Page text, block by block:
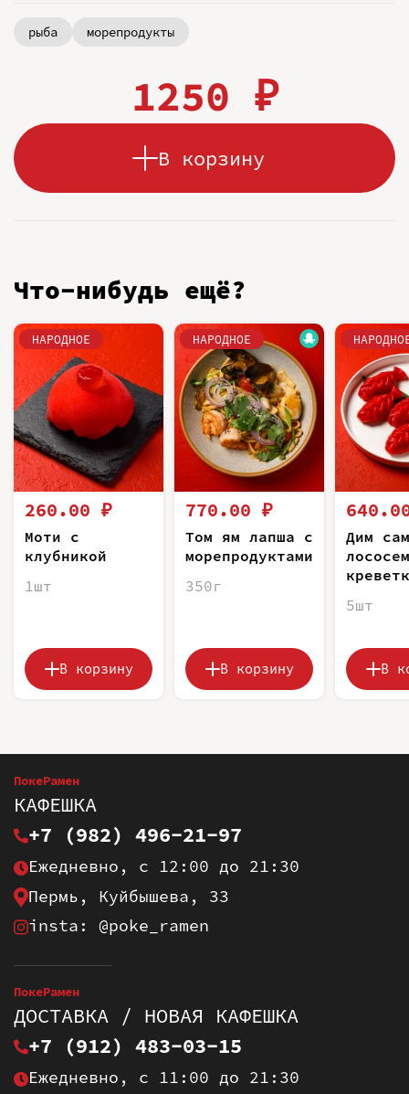
рыба морепродукты
1250 ₽
В корзину
Что-нибудь ещё?
НАРОДНОЕ
260.00 ₽
Моти с
клубникой
1шт
В корзину
НАРОДНОЕ
770.00 ₽
Том ям лапша с
морепродуктами
350г
В корзину
Дим
5шт
В
ПокеРамен
КАФЕШКА
+7 (982) 496-21-97
Ежедневно, с 12:00 до 21:30
Пермь, Куйбышева, 33
insta: @poke_ramen
ПокеРамен
ДОСТАВКА / НОВАЯ КАФЕШКА
+7 (912) 483-03-15
Ежедневно, с 11:00 до 21:30